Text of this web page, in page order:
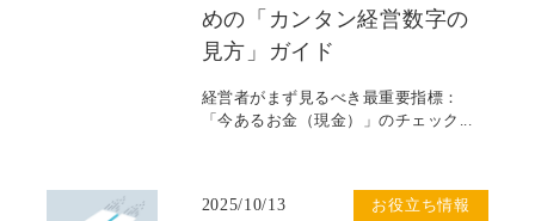
めの「カンタン経営数字の
見方」ガイド
経営者がまず見るべき最重要指標：
「今あるお金（現金）」のチェック...
お役立ち情報
2025/10/13